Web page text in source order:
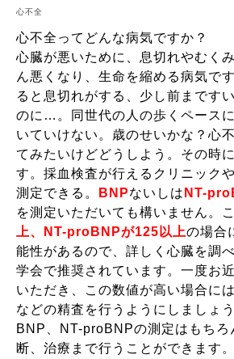
心不全
心不全ってどんな病気ですか？
心臓が悪いために、息切れやむく
ん悪くなり、生命を縮める病気で
ると息切れがする、少し前まです
のに…。同世代の人の歩くペース
いていけない。歳のせいかな？心
てみたいけどどうしよう。その時
す。採血検査が行えるクリニック
測定できる。
BNPないしは NT-
を測定いただいても構いません。
上、NT-proBNPが125以上の場合
能性があるので、詳しく心臓を調
学会で推奨されています。一度お
いただき、この数値が高い場合に
などの精査を行うようにしましょ
BNP、NT-proBNPの測定はもちろ
断、治療まで行うことができます